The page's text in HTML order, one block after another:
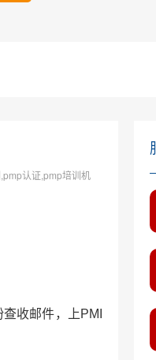
认证,pmp培训机
收邮件，上PMI